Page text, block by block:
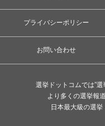
プライバシーポリシー
お問い合わせ
選挙ドットコムでは”選
より多くの選挙報
日本最大級の選